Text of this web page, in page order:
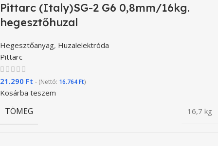
Pittarc (Italy)SG-2 G6 0,8mm/16kg.
hegesztőhuzal
Hegesztőanyag, Huzalelektróda
Pittarc
21.290 Ft - (Nettó: 16.764Ft)
Kosárba teszem
TÖMEG 16,7 kg